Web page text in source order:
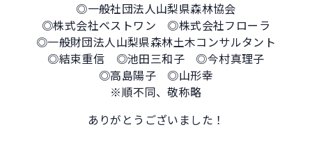
◎一般社団法人山梨県森林協会
◎株式会社ベストワン ◎株式会社フローラ
◎一般財団法人山梨県森林土木コンサルタント
◎結束重信 ◎池田三和子 ◎今村真理子
◎高島陽子 ◎山形幸
※順不同、敬称略
ありがとうございました！